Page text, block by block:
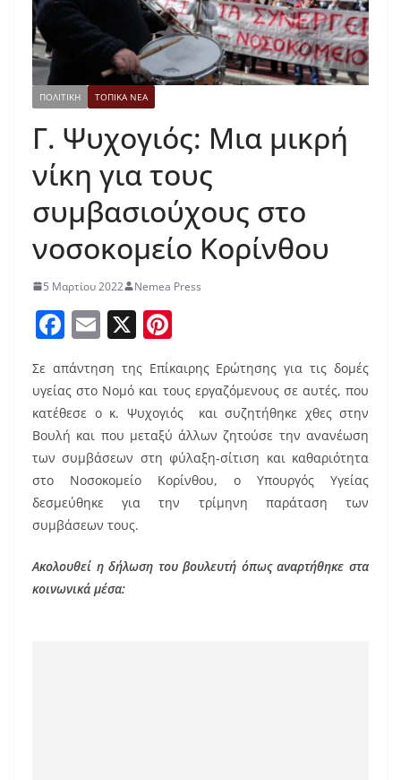
ΠΟΛΙΤΙΚΗ ΤΟΠΙΚΑ ΝΕΑ
Γ. Ψυχογιός: Μια μικρή
νίκη για τους
συμβασιούχους στο
νοσοκομείο Κορίνθου
5 Μαρτίου 2022 Nemea Press
F
a
c
e
b
o
o
k
E
ai
l
X
er
e
st
Σε απάντηση της Επίκαιρης Ερώτησης για τις δομές
υγείας στο Νομό και τους εργαζόμενους σε αυτές, που
κατέθεσε ο κ. Ψυχογιός και συζητήθηκε χθες στην
Βουλή και που μεταξύ άλλων ζητούσε την ανανέωση
των συμβάσεων στη φύλαξη-σίτιση και καθαριότητα
στο Νοσοκομείο Κορίνθου, ο Υπουργός Υγείας
δεσμεύθηκε για την τρίμηνη παράταση των
συμβάσεων τους.
Ακολουθεί η δήλωση του βουλευτή όπως αναρτήθηκε στα
κοινωνικά μέσα: